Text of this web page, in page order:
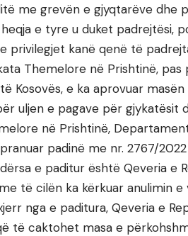
me grevën e gjyqtarëve dhe
e tyre u duket padrejtësi,
privilegjet kanë qenë të
Themelore në Prishtinë,
Kosovës, e ka aprovuar
uljen e pagave për gjykatësit
në Prishtinë,
pranuar padinë me nr. 2767/
e paditur është Qeveria e
të cilën ka kërkuar anulimin
nga e paditura, Qeveria e
të caktohet masa e